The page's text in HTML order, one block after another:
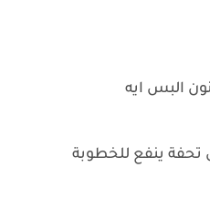
البس ايه
ينفع للخطوبة